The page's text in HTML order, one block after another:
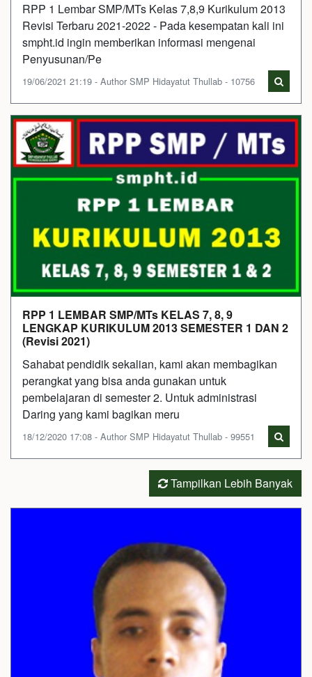
RPP 1 Lembar SMP/MTs Kelas 7,8,9 Kurikulum 2013
Revisi Terbaru 2021-2022 - Pada kesempatan kali ini
smpht.id ingin memberikan informasi mengenai
Penyusunan/Pe
19/06/2021 21:19 - Author SMP Hidayatut Thullab - 10756
RPP 1 LEMBAR SMP/MTs KELAS 7, 8, 9
LENGKAP KURIKULUM 2013 SEMESTER 1 DAN 2
(Revisi 2021)
Sahabat pendidik sekalian, kami akan membagikan
perangkat yang bisa anda gunakan untuk
pembelajaran di semester 2. Untuk administrasi
Daring yang kami bagikan meru
18/12/2020 17:08 - Author SMP Hidayatut Thullab - 99551
Tampilkan Lebih Banyak